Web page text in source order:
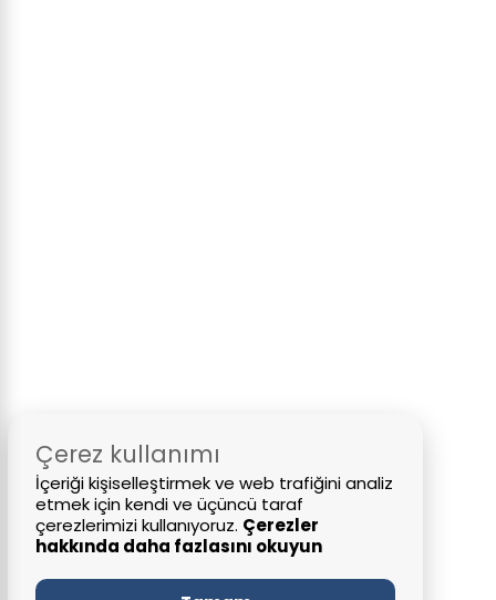
Çerez kullanımı
İçeriği kişiselleştirmek ve web trafiğini analiz
etmek için kendi ve üçüncü taraf
çerezlerimizi kullanıyoruz. Çerezler
hakkında daha fazlasını okuyun